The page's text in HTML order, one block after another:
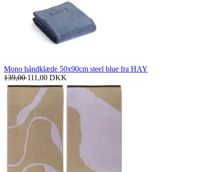
Mono håndklæde 50x90cm steel blue fra HAY
139,00111,00 DKK